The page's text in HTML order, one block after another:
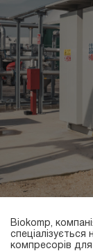
Biokomp,
спеціалізується
компресорів